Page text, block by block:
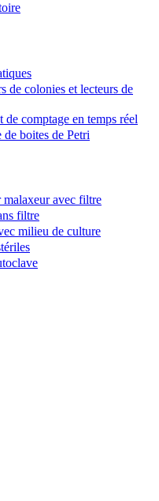
de colonies et lecteurs de
de comptage en temps réel
de boites de Petri
malaxeur avec filtre
filtre
milieu de culture